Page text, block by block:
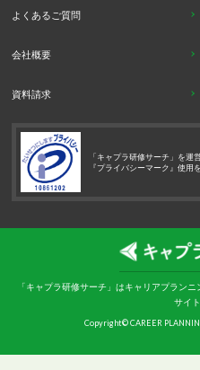
よくあるご質問
会社概要
資料請求
「キャプラ研修サーチ」を運
『プライバシーマーク』使用
「キャプラ研修サーチ」はキャリアプラン
サイ
Copyright© CAREER